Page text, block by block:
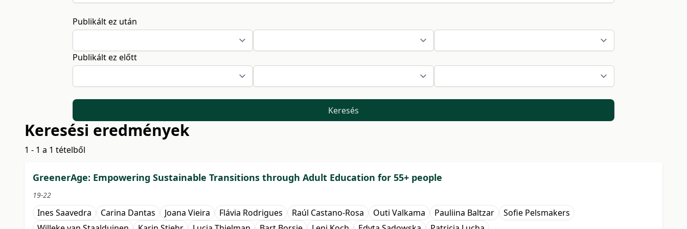
Publikált ez után
Publikált ez előtt
Keresés
Keresési eredmények
1 - 1 a 1 tételből
GreenerAge: Empowering Sustainable Transitions through Adult Education for 55+ people
19-22
Ines Saavedra Carina Dantas Joana Vieira Flávia Rodrigues Raúl Castano-Rosa Outi Valkama Pauliina Baltzar
Sofie Pelsmakers